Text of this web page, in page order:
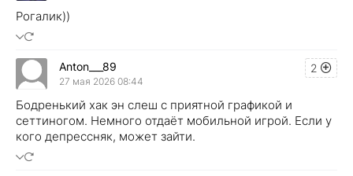
Рогалик))
2
Anton___89
27 мая 2026 08:44
Бодренький хак эн слеш с приятной графикой и
сеттиногом. Немного отдаёт мобильной игрой. Если у
кого депрессняк, может зайти.